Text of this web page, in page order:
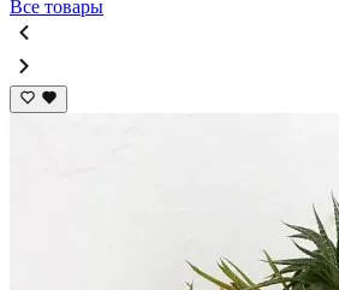
Все товары